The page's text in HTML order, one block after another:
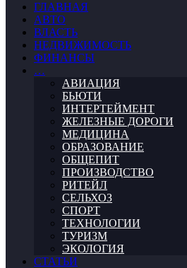
ГЛАВНАЯ
АВТО
ВЛАСТЬ
НЕДВИЖИМОСТЬ
ФИНАНСЫ
…
АВИАЦИЯ
БЬЮТИ
ИНТЕРТЕЙМЕНТ
ЖЕЛЕЗНЫЕ ДОРОГИ
МЕДИЦИНА
ОБРАЗОВАНИЕ
ОБЩЕПИТ
ПРОИЗВОДСТВО
РИТЕЙЛ
СЕЛЬХОЗ
СПОРТ
ТЕХНОЛОГИИ
ТУРИЗМ
ЭКОЛОГИЯ
СТАТЬИ